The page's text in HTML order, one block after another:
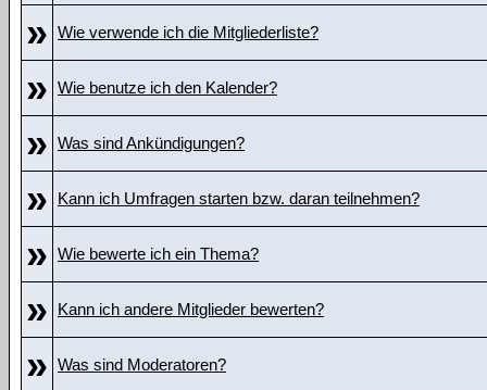
» Wie verwende ich die Mitgliederliste?
» Wie benutze ich den Kalender?
» Was sind Ankündigungen?
» Kann ich Umfragen starten bzw. daran teilnehmen?
» Wie bewerte ich ein Thema?
» Kann ich andere Mitglieder bewerten?
» Was sind Moderatoren?